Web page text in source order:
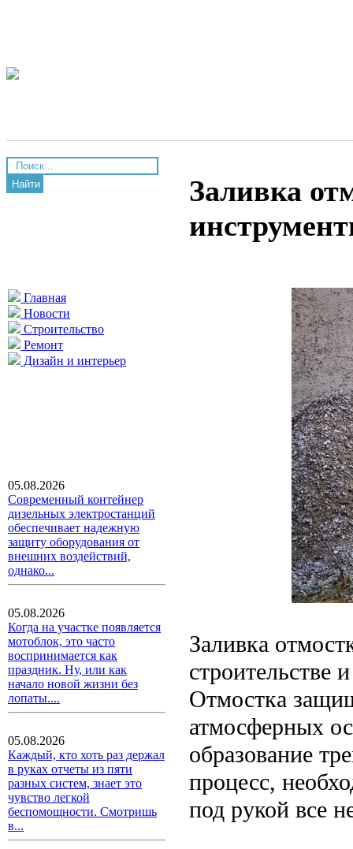
Найти
Главная
Новости
Строительство
Ремонт
Дизайн и интерьер
05.08.2026
Современный контейнер
дизельных электростанций
обеспечивает надежную
защиту оборудования от
внешних воздействий,
однако...
05.08.2026
Когда на участке появляется
мотоблок, это часто
воспринимается как
праздник. Ну, или как
начало новой жизни без
лопаты....
05.08.2026
Каждый, кто хоть раз держал
в руках отчеты из пяти
разных систем, знает это
чувство легкой
беспомощности. Смотришь
в...
Заливка
Заливка
строительстве
Отмостка
атмосферных
образование
процесс,
под рукой все